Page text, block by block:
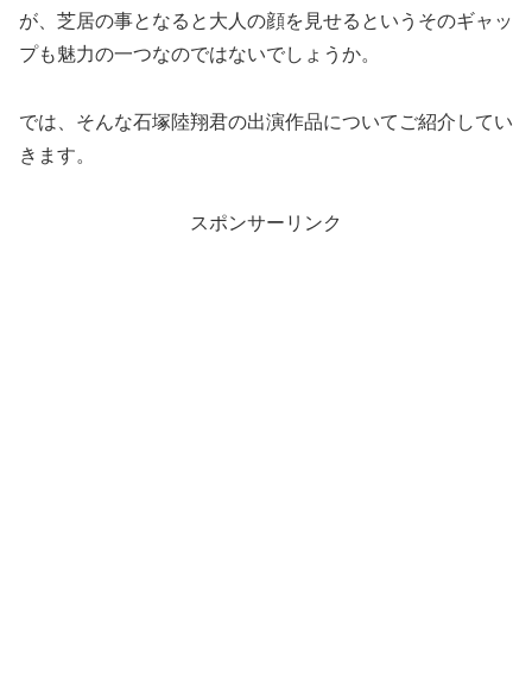
が、芝居の事となると大人の顔を見せるというそのギャッ
プも魅力の一つなのではないでしょうか。
では、そんな石塚陸翔君の出演作品についてご紹介してい
きます。
スポンサーリンク